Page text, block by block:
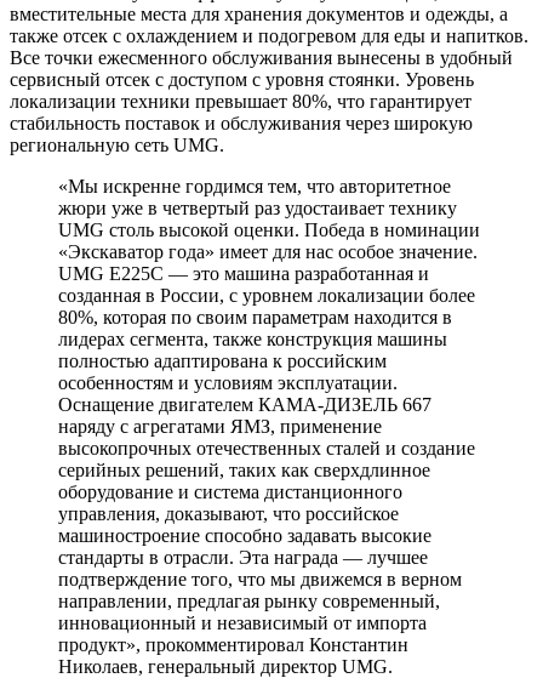
вместительные места для хранения документов и одежды, а
также отсек с охлаждением и подогревом для еды и напитков.
Все точки ежесменного обслуживания вынесены в удобный
сервисный отсек с доступом с уровня стоянки. Уровень
локализации техники превышает 80%, что гарантирует
стабильность поставок и обслуживания через широкую
региональную сеть UMG.
«Мы искренне гордимся тем, что авторитетное
жюри уже в четвертый раз удостаивает технику
UMG столь высокой оценки. Победа в номинации
«Экскаватор года» имеет для нас особое значение.
UMG E225C — это машина разработанная и
созданная в России, с уровнем локализации более
80%, которая по своим параметрам находится в
лидерах сегмента, также конструкция машины
полностью адаптирована к российским
особенностям и условиям эксплуатации.
Оснащение двигателем КАМА-ДИЗЕЛЬ 667
наряду с агрегатами ЯМЗ, применение
высокопрочных отечественных сталей и создание
серийных решений, таких как сверхдлинное
оборудование и система дистанционного
управления, доказывают, что российское
машиностроение способно задавать высокие
стандарты в отрасли. Эта награда — лучшее
подтверждение того, что мы движемся в верном
направлении, предлагая рынку современный,
инновационный и независимый от импорта
продукт», прокомментировал Константин
Николаев, генеральный директор UMG.